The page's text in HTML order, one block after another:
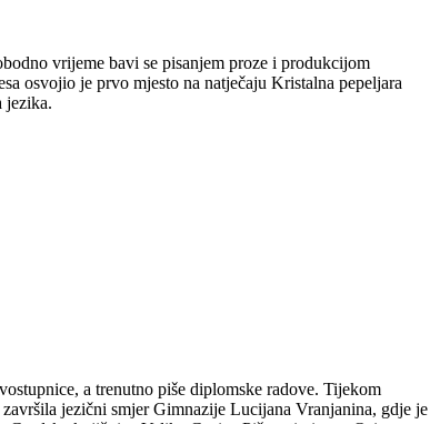
vrijeme bavi se pisanjem proze i produkcijom
osvojio je prvo mjesto na natječaju Kristalna pepeljara
jezika.
a trenutno piše diplomske radove. Tijekom
jezični smjer Gimnazije Lucijana Vranjanina, gdje je